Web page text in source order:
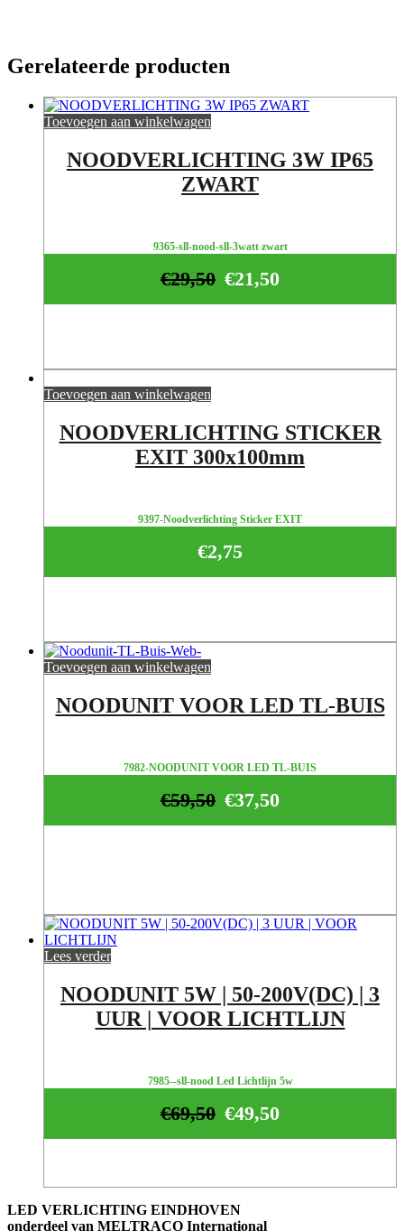
Gerelateerde producten
Toevoegen aan winkelwagen
NOODVERLICHTING 3W IP65
ZWART
9365-sll-nood-sll-3watt zwart
€21,50
€29,50
Toevoegen aan winkelwagen
NOODVERLICHTING STICKER
EXIT 300x100mm
9397-Noodverlichting Sticker EXIT
€2,75
Toevoegen aan winkelwagen
NOODUNIT VOOR LED TL-BUIS
7982-NOODUNIT VOOR LED TL-BUIS
€37,50
€59,50
Lees verder
NOODUNIT 5W | 50-200V(DC) | 3
UUR | VOOR LICHTLIJN
7985--sll-nood Led Lichtlijn 5w
€49,50
€69,50
LED VERLICHTING EINDHOVEN
onderdeel van MELTRACO International